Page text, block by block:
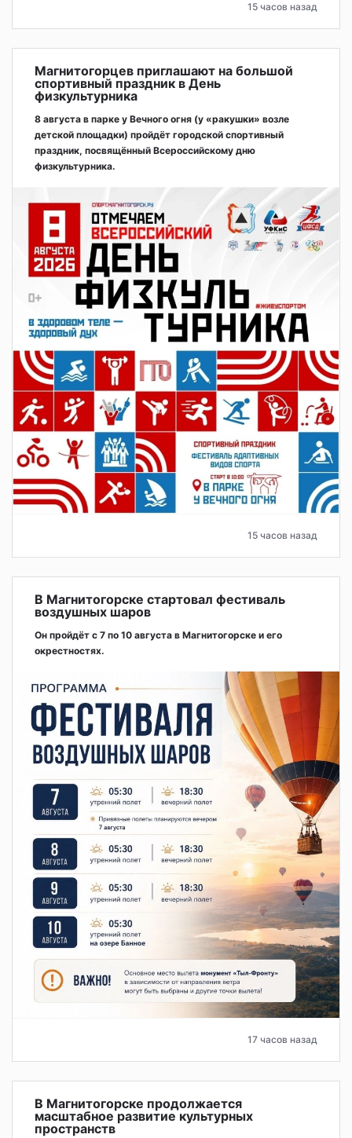
15 часов назад
Магнитогорцев приглашают на большой
спортивный праздник в День
физкультурника
8 августа в парке у Вечного огня (у «ракушки» возле
детской площадки) пройдёт городской спортивный
праздник, посвящённый Всероссийскому дню
физкультурника.
15 часов назад
В Магнитогорске стартовал фестиваль
воздушных шаров
Он пройдёт с 7 по 10 августа в Магнитогорске и его
окрестностях.
17 часов назад
В Магнитогорске продолжается
масштабное развитие культурных
пространств